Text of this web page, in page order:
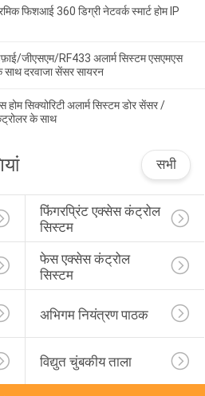
फिशआई 360 डिग्री नेटवर्क स्मार्ट होम IP
जीएसएम/RF433 अलार्म सिस्टम एसएमएस
साथ दरवाजा सेंसर सायरन
सिक्योरिटी अलार्म सिस्टम डोर सेंसर /
के साथ
सभी
फिंगरप्रिंट एक्सेस कंट्रोल
सिस्टम
फेस एक्सेस कंट्रोल
सिस्टम
अभिगम नियंत्रण पाठक
विद्युत चुंबकीय ताला